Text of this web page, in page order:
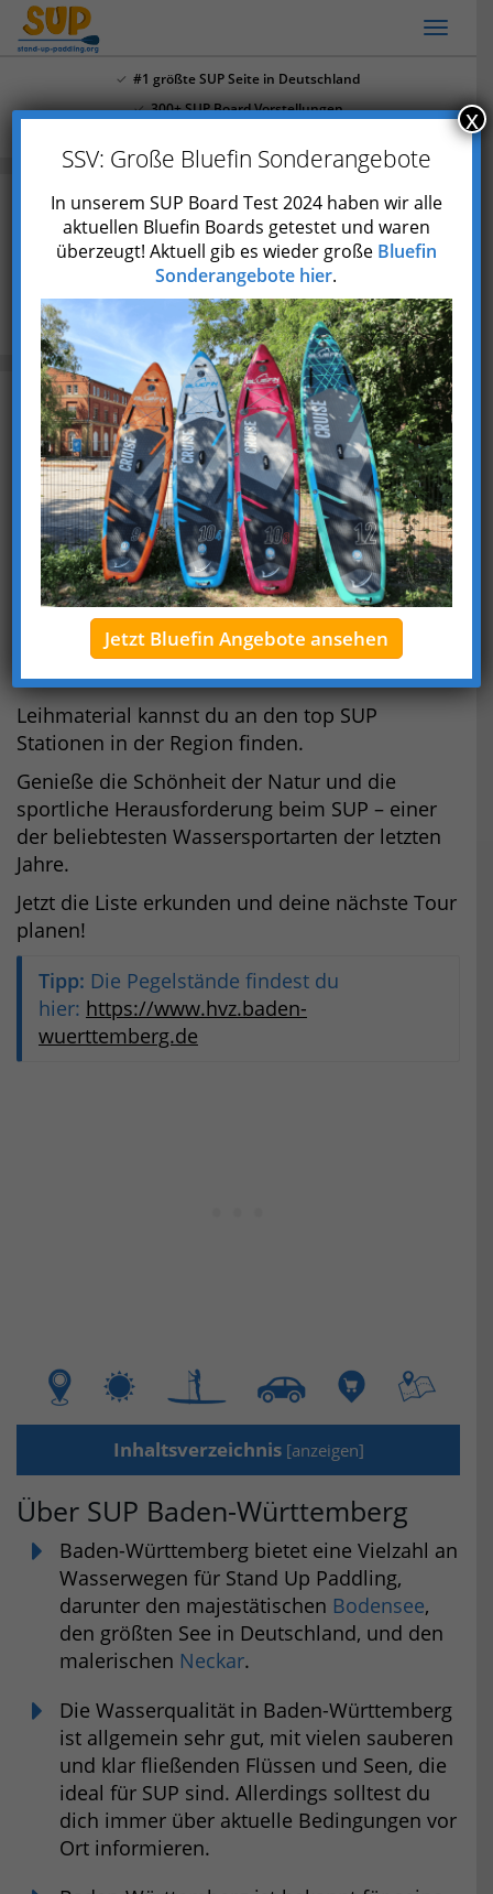
Skip
content
#1 größte SUP Seite in Deutschland
300+ SUP Board Vorstellungen
SUP Baden-Württemberg: Die 17
besten SUP Touren + Stationen
Blog
SUP Baden-Württemberg: Die 17 besten SUP Touren
+ Stationen
Zuletzt aktualisiert am 23. Juni 2023
Entdecke die besten SUP Touren und Stationen
in Baden-Württemberg!
In diesem Artikel zeigen wir dir 17
unvergessliche Stand Up Paddling Erlebnisse,
wie z.B. die romantische Sightseeingtour durch
Heidelberg oder die Inselumrundung auf dem
Gnadensee und Zeller See.
Leihmaterial kannst du an den top SUP
Stationen in der Region finden.
Genieße die Schönheit der Natur und die
sportliche Herausforderung beim SUP – einer
der beliebtesten Wassersportarten der letzten
Jahre.
Jetzt die Liste erkunden und deine nächste Tour
planen!
Tipp: Die Pegelstände findest du
hier: https://www.hvz.baden-
wuerttemberg.de
Inhaltsverzeichnis [anzeigen]
Über SUP Baden-Württemberg
Baden-Württemberg bietet eine Vielzahl an
Wasserwegen für Stand Up Paddling,
darunter den majestätischen Bodensee,
den größten See in Deutschland, und den
malerischen Neckar.
Die Wasserqualität in Baden-Württemberg
ist allgemein sehr gut, mit vielen sauberen
und klar fließenden Flüssen und Seen, die
ideal für SUP sind. Allerdings solltest du
dich immer über aktuelle Bedingungen vor
Ort informieren.
SSV: Große Bluefin Sonderangebote
In unserem SUP Board Test 2024 haben wir alle
aktuellen Bluefin Boards getestet und waren
überzeugt! Aktuell gib es wieder große Bluefin
Sonderangebote hier.
Jetzt Bluefin Angebote ansehen
x